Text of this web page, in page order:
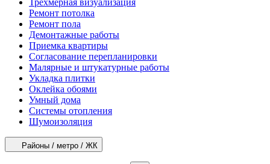
Трехмерная визуализация
Ремонт потолка
Ремонт пола
Демонтажные работы
Приемка квартиры
Согласование перепланировки
Малярные и штукатурные работы
Укладка плитки
Оклейка обоями
Умный дома
Системы отопления
Шумоизоляция
Районы / метро / ЖК